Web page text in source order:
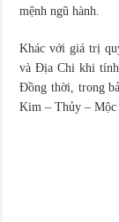
mệnh ngũ hành.
Khác với giá trị
và Địa Chi khi tính
Đồng thời, trong
Kim – Thủy – Mộc